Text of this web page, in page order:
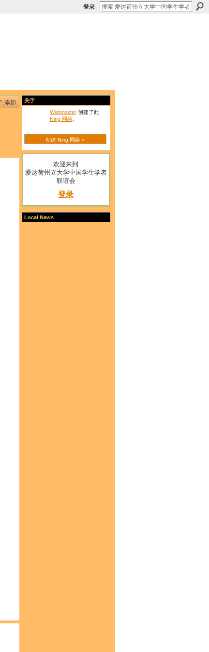
登录
添加 关于
Webmaster创建了此
Ning 网络。
创建 Ning 网络!»
欢迎来到
爱达荷州立大学中国学生学者
联谊会
登录
Local News